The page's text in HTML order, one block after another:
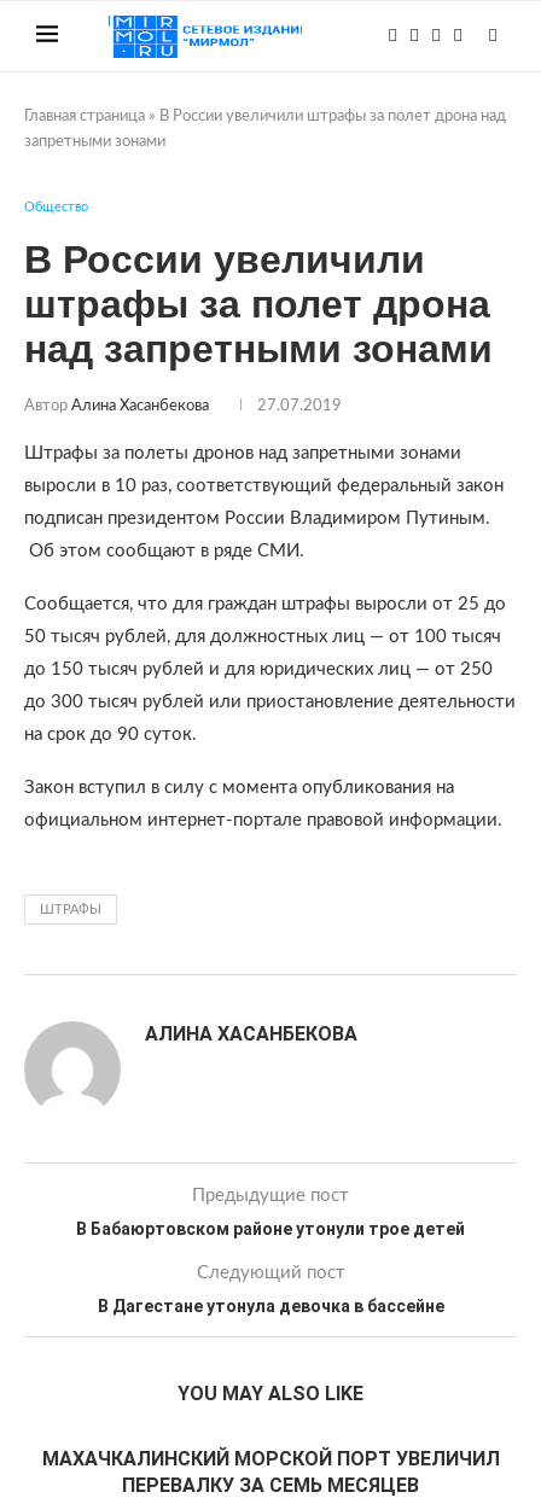
Главная страница » В России увеличили штрафы за полет дрона над
запретными зонами
Общество
В России увеличили
штрафы за полет дрона
над запретными зонами
Автор Алина Хасанбекова 27.07.2019
Штрафы за полеты дронов над запретными зонами
выросли в 10 раз, соответствующий федеральный закон
подписан президентом России Владимиром Путиным.
Об этом сообщают в ряде СМИ.
Сообщается, что для граждан штрафы выросли от 25 до
50 тысяч рублей, для должностных лиц — от 100 тысяч
до 150 тысяч рублей и для юридических лиц — от 250
до 300 тысяч рублей или приостановление деятельности
на срок до 90 суток.
Закон вступил в силу с момента опубликования на
официальном интернет-портале правовой информации.
ШТРАФЫ
АЛИНА ХАСАНБЕКОВА
Предыдущие пост
В Бабаюртовском районе утонули трое детей
Следующий пост
В Дагестане утонула девочка в бассейне
YOU MAY ALSO LIKE
МАХАЧКАЛИНСКИЙ МОРСКОЙ ПОРТ УВЕЛИЧИЛ
ПЕРЕВАЛКУ ЗА СЕМЬ МЕСЯЦЕВ